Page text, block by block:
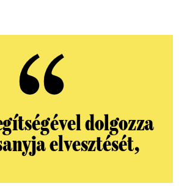
dolgozza
elvesztését,